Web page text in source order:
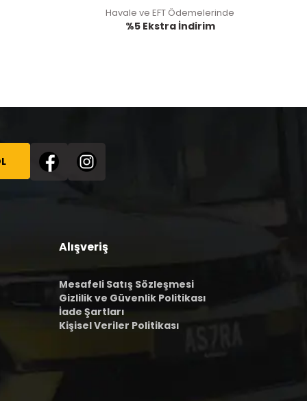
Havale ve EFT Ödemelerinde
%5 Ekstra İndirim
Alışveriş
Mesafeli Satış Sözleşmesi
Gizlilik ve Güvenlik Politikası
İade Şartları
Kişisel Veriler Politikası